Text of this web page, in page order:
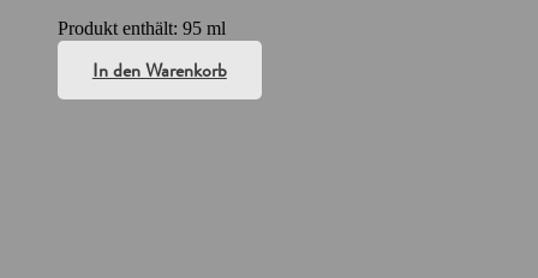
Produkt enthält: 95 ml
In den Warenkorb